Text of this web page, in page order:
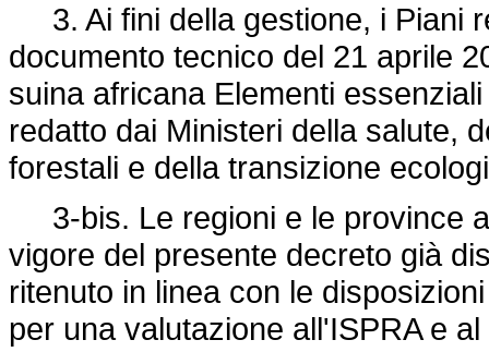
3. Ai fini della gestione, i Piani
documento tecnico del 21 aprile
suina africana Elementi
redatto dai Ministeri della salute,
forestali e della transizione
3-bis. Le regioni e le province
vigore del presente decreto già
ritenuto in linea con le
per una valutazione all'ISPRA e